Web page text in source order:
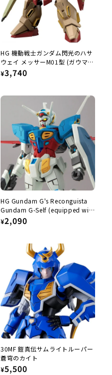
HG 機動戦士ガンダム閃光のハサ
ウェイ メッサーM01型 (ガウマン
機) 1/144
Regular
¥3,740
HG Gundam G's Reconguista
Gundam G-Self (equipped with
atmospheric pack) 1/144
Regular
¥2,090
30MF 鎧真伝サムライトルーパー
蒼穹のカイト
Regular
¥5,500